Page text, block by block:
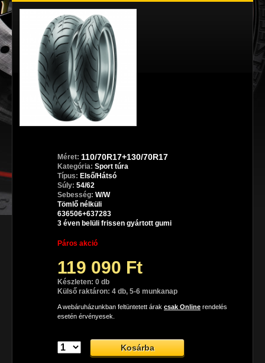
Méret: 110/70R17+130/70R17
Kategória: Sport túra
Típus: Első/Hátsó
Súly: 54/62
Sebesség: W/W
Tömlő nélküli
636506+637283
3 éven belüli frissen gyártott gumi
Páros akció
119 090 Ft
Készleten: 0 db
Külső raktáron: 4 db, 5-6 munkanap
A webáruházunkban feltüntetett árak csak Online rendelés
esetén érvényesek.